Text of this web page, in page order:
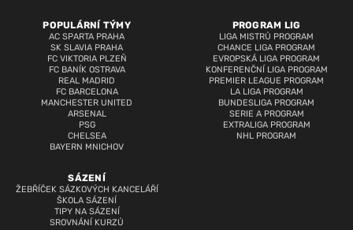
POPULÁRNÍ TÝMY
AC SPARTA PRAHA
SK SLAVIA PRAHA
FC VIKTORIA PLZEŇ
FC BANÍK OSTRAVA
REAL MADRID
FC BARCELONA
MANCHESTER UNITED
ARSENAL
PSG
CHELSEA
BAYERN MNICHOV
PROGRAM LIG
LIGA MISTRŮ PROGRAM
CHANCE LIGA PROGRAM
EVROPSKÁ LIGA PROGRAM
KONFERENČNÍ LIGA PROGRAM
PREMIER LEAGUE PROGRAM
LA LIGA PROGRAM
BUNDESLIGA PROGRAM
SERIE A PROGRAM
EXTRALIGA PROGRAM
NHL PROGRAM
SÁZENÍ
ŽEBŘÍČEK SÁZKOVÝCH KANCELÁŘÍ
ŠKOLA SÁZENÍ
TIPY NA SÁZENÍ
SROVNÁNÍ KURZŮ